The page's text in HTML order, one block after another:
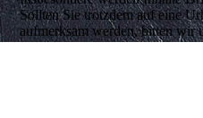
Sollten Sie trotzdem auf eine
aufmerksam werden, bitten wir
Hinweis. Bei Bekanntwerden